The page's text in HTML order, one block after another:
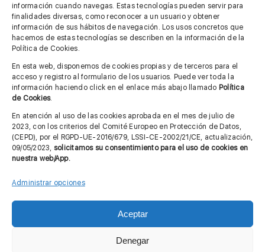
información cuando navegas. Estas tecnologías pueden servir para
finalidades diversas, como reconocer a un usuario y obtener
información de sus hábitos de navegación. Los usos concretos que
hacemos de estas tecnologías se describen en la información de la
Política de Cookies.
En esta web, disponemos de cookies propias y de terceros para el
acceso y registro al formulario de los usuarios. Puede ver toda la
información haciendo click en el enlace más abajo llamado Política
de Cookies.
En atención al uso de las cookies aprobada en el mes de julio de
2023, con los criterios del Comité Europeo en Protección de Datos,
(CEPD), por el RGPD-UE-2016/679, LSSI-CE-2002/21/CE, actualización,
09/05/2023, solicitamos su consentimiento para el uso de cookies en
nuestra web/App.
Administrar opciones
Aceptar
Denegar
MÁS INFORMACIÓN
Aviso legal
Política de privacidad
Cita previa FAGA
© Copyright 2012 - 2026 |Diseño web: Taller Empresarial 2.0